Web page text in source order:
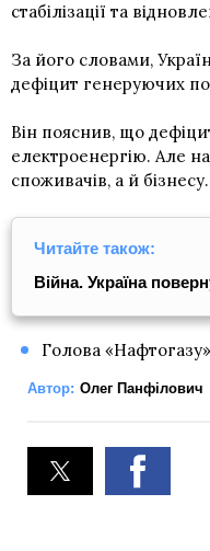
стабілізації та
За його словами,
дефіцит генеруючих
Він пояснив, що
електроенергію. Але
споживачів, а й бізнесу.
Читайте також:
Війна. Україна
Голова
Автор: Олег Панфілович